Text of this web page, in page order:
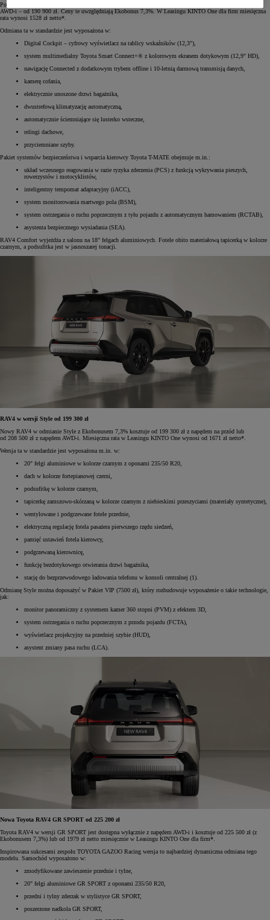
Podstawowa wersja Toyoty RAV4 – Comfort – z napędem na przód kosztuje od 181 600 zł, a z napędem
AWD-i – od 190 900 zł. Ceny te uwzględniają Ekobonus 7,3%. W Leasingu KINTO One dla firm miesięczna
rata wynosi 1528 zł netto*.
Odmiana ta w standardzie jest wyposażona w:
Digital Cockpit – cyfrowy wyświetlacz na tablicy wskaźników (12,3"),
system multimedialny Toyota Smart Connect+® z kolorowym ekranem dotykowym (12,9" HD),
nawigację Connected z dodatkowym trybem offline i 10-letnią darmową transmisją danych,
kamerę cofania,
elektrycznie unoszone drzwi bagażnika,
dwustrefową klimatyzację automatyczną,
automatycznie ściemniające się lusterko wsteczne,
relingi dachowe,
przyciemniane szyby.
Pakiet systemów bezpieczeństwa i wsparcia kierowcy Toyota T-MATE obejmuje m.in.:
układ wczesnego reagowania w razie ryzyka zderzenia (PCS) z funkcją wykrywania pieszych,
rowerzystów i motocyklistów,
inteligentny tempomat adaptacyjny (iACC),
system monitorowania martwego pola (BSM),
system ostrzegania o ruchu poprzecznym z tyłu pojazdu z automatycznym hamowaniem (RCTAB),
asystenta bezpiecznego wysiadania (SEA).
RAV4 Comfort wyjeżdża z salonu na 18" felgach aluminiowych. Fotele obito materiałową tapicerką w kolorze
czarnym, a podsufitka jest w jasnoszarej tonacji.
RAV4 w wersji Style od 199 300 zł
Nowy RAV4 w odmianie Style z Ekobonusem 7,3% kosztuje od 199 300 zł z napędem na przód lub
od 208 500 zł z napędem AWD-i. Miesięczna rata w Leasingu KINTO One wynosi od 1671 zł netto*.
Wersja ta w standardzie jest wyposażona m.in. w:
20" felgi aluminiowe w kolorze czarnym z oponami 235/50 R20,
dach w kolorze fortepianowej czerni,
podsufitkę w kolorze czarnym,
tapicerkę zamszowo-skórzaną w kolorze czarnym z niebieskimi przeszyciami (materiały syntetyczne),
wentylowane i podgrzewane fotele przednie,
elektryczną regulację fotela pasażera pierwszego rzędu siedzeń,
pamięć ustawień fotela kierowcy,
podgrzewaną kierownicę,
funkcję bezdotykowego otwierania drzwi bagażnika,
stację do bezprzewodowego ładowania telefonu w konsoli centralnej (1).
Odmianę Style można doposażyć w Pakiet VIP (7500 zł), który rozbudowuje wyposażenie o takie technologie,
jak:
monitor panoramiczny z systemem kamer 360 stopni (PVM) z efektem 3D,
system ostrzegania o ruchu poprzecznym z przodu pojazdu (FCTA),
wyświetlacz projekcyjny na przedniej szybie (HUD),
asystent zmiany pasa ruchu (LCA).
Nowa Toyota RAV4 GR SPORT od 225 200 zł
Toyota RAV4 w wersji GR SPORT jest dostępna wyłącznie z napędem AWD-i i kosztuje od 225 500 zł (z
Ekobonusem 7,3%) lub od 1979 zł netto miesięcznie w Leasingu KINTO One dla firm*.
Inspirowana sukcesami zespołu TOYOTA GAZOO Racing wersja to najbardziej dynamiczna odmiana tego
modelu. Samochód wyposażono w:
zmodyfikowane zawieszenie przednie i tylne,
20" felgi aluminiowe GR SPORT z oponami 235/50 R20,
przedni i tylny zderzak w stylistyce GR SPORT,
poszerzone nadkola GR SPORT,